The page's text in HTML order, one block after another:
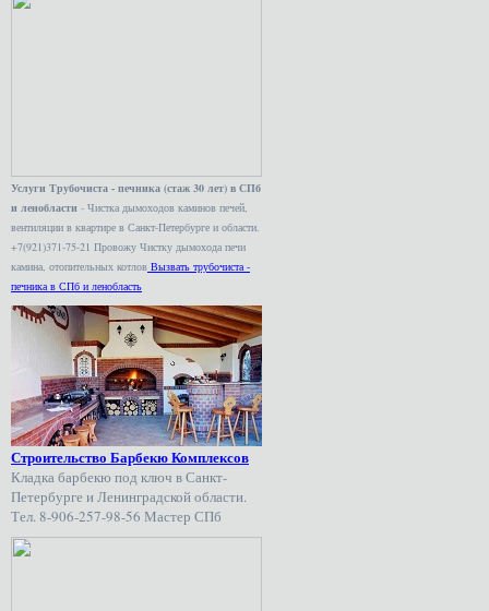
Услуги Трубочиста - печника (стаж 30 лет) в СПб
и ленобласти - Чистка дымоходов каминов печей,
вентиляции в квартире в Санкт-Петербурге и области.
+7(921)371-75-21 Провожу Чистку дымохода печи
камина, отопительных котлов Вызвать трубочиста -
печника в СПб и ленобласть
Строительство Барбекю Комплексов
Кладка барбекю под ключ в Санкт-
Петербурге и Ленинградской области.
Тел. 8-906-257-98-56 Мастер СПб